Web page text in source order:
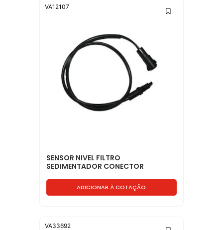
SENSOR NIVEL FILTRO
SEDIMENTADOR CONECTOR
ADICIONAR À COTAÇÃO
VA12107
VA33692